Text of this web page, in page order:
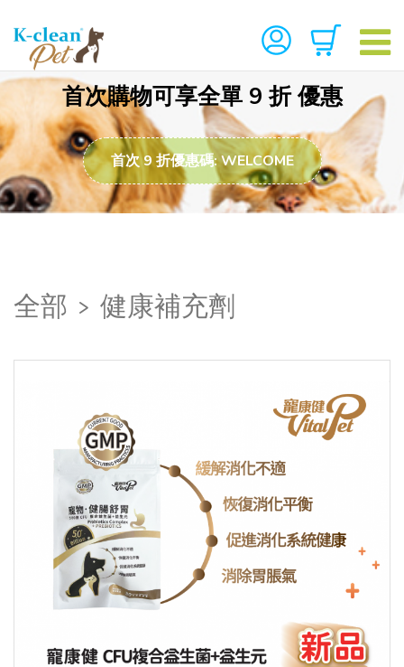
首次購物可享全單 9 折 優惠
首次 9 折優惠碼: WELCOME
全部 > 健康補充劑